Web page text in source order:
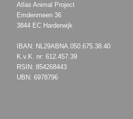
Atlas Animal Project
Emdenmeen 36
3844 EC Harderwijk
IBAN: NL29ABNA.050.675.38.40
K.v.K. nr: 612.457.39
RSIN: 854268443
UBN: 6978796